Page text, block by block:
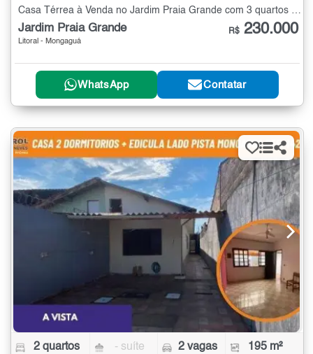
Casa Térrea à Venda no Jardim Praia Grande com 3 quartos - 97 m²
Jardim Praia Grande
Litoral - Mongaguá
R$ 230.000
WhatsApp Contatar
2 quartos - suíte 2 vagas 195 m²